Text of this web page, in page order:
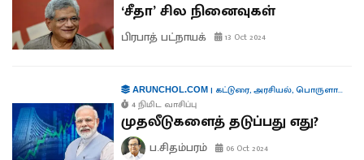
‘சீதா’ சில நினைவுகள்
பிரபாத் பட்நாயக் 13 Oct 2024
ARUNCHOL.COM| கட்டுரை,அரசியல்,பொருளாதாரம்
4 நிமிட வாசிப்பு
முதலீடுகளைத் தடுப்பது எது?
ப.சிதம்பரம் 06 Oct 2024